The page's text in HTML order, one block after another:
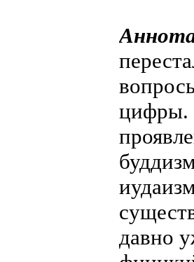
цифры.
давно